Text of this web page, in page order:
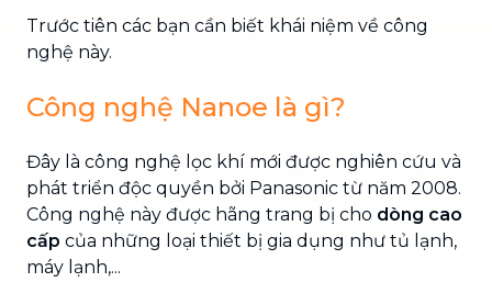
Trước tiên các bạn cần biết khái niệm về công
nghệ này.
Công nghệ Nanoe là gì?
Đây là công nghệ lọc khí mới được nghiên cứu và
phát triển độc quyền bởi Panasonic từ năm 2008.
Công nghệ này được hãng trang bị cho dòng cao
cấp của những loại thiết bị gia dụng như tủ lạnh,
máy lạnh,...